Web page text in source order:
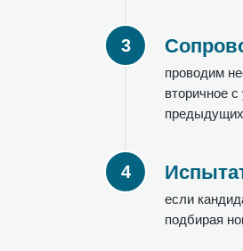
проводим
вторичное
если
подбирая